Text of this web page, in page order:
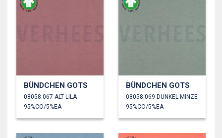
BÜNDCHEN GOTS
08058.067 ALT LILA
95%CO/5%EA
BÜNDCHEN GOTS
08058.069 DUNKEL MINZE
95%CO/5%EA